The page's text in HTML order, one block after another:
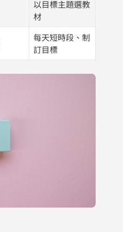
以目標主題選教
材
每天短時段、制
訂目標